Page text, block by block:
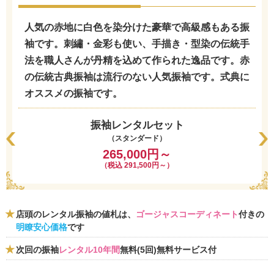
人気の赤地に白色を染分けた豪華で高級感もある振
袖です。刺繡・金彩も使い、手描き・型染の伝統手
法を職人さんが丹精を込めて作られた逸品です。赤
の伝統古典振袖は流行のない人気振袖です。式典に
オススメの振袖です。
振袖レンタルセット
（スタンダード）
265,000円～
（税込 291,500円～）
店頭のレンタル振袖の値札は、 ゴージャスコーディネート付きの
明瞭安心価格です
次回の振袖レンタル10年間無料(5回)無料サービス付